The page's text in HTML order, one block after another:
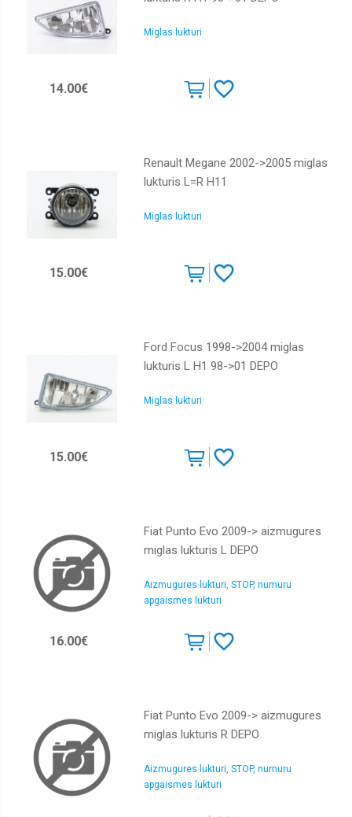
Miglas lukturi
14.00€
Renault Megane 2002->2005 miglas
lukturis L=R H11
Miglas lukturi
15.00€
Ford Focus 1998->2004 miglas
lukturis L H1 98->01 DEPO
Miglas lukturi
15.00€
Fiat Punto Evo 2009-> aizmugures
miglas lukturis L DEPO
Aizmugures lukturi, STOP, numuru
apgaismes lukturi
16.00€
Fiat Punto Evo 2009-> aizmugures
miglas lukturis R DEPO
Aizmugures lukturi, STOP, numuru
apgaismes lukturi